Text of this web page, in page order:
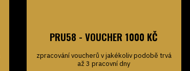
PRU58 - VOUCHER 1000 KČ
zpracování voucherů v jakékoliv podobě trvá
až 3 pracovní dny